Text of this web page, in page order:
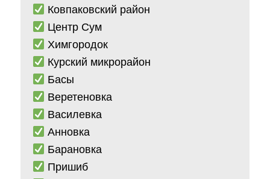
Ковпаковский район
Центр Сум
Химгородок
Курский микрорайон
Басы
Веретеновка
Василевка
Анновка
Барановка
Пришиб